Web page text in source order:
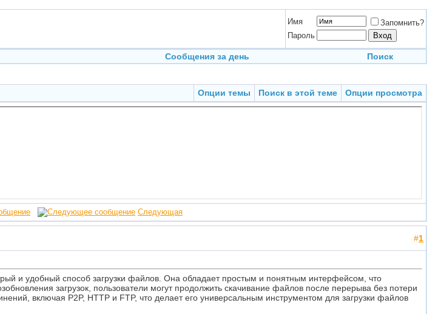
Имя
Запомнить?
Пароль
Сообщения за день Поиск
Опции темы Поиск в этой теме Опции просмотра
Следующая
#1
и удобный способ загрузки файлов. Она обладает простым и понятным интерфейсом, что
загрузок, пользователи могут продолжить скачивание файлов после перерыва без потери
включая P2P, HTTP и FTP, что делает его универсальным инструментом для загрузки файлов